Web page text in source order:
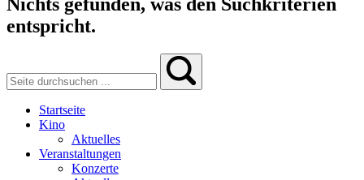
entspricht.
Startseite
Kino
Aktuelles
Veranstaltungen
Konzerte